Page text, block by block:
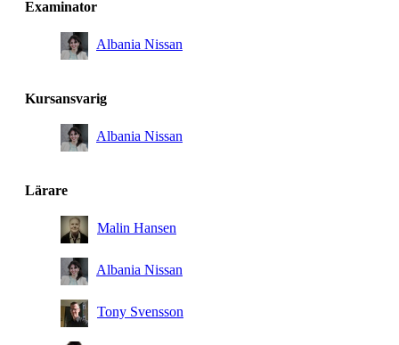
Examinator
Albania Nissan
Kursansvarig
Albania Nissan
Lärare
Malin Hansen
Albania Nissan
Tony Svensson